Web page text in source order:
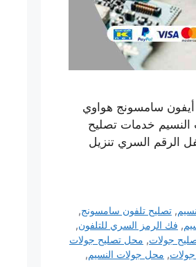
أيفون سامسونج هواوي
النسيم خدمات تصليح
الرقم السري تنزيل
,تصليح تلفون سامسونج,
, فك الرمز السري للتلفون,
جولات, محل تصليح جولات
, محل جولات النسيم,